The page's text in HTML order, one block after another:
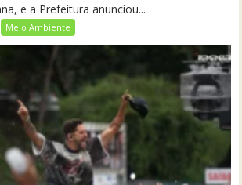
e a Prefeitura anunciou...
Meio Ambiente